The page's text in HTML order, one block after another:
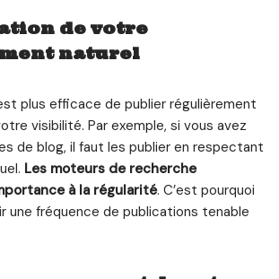
de votre
naturel
plus efficace de publier régulièrement
visibilité. Par exemple, si vous avez
de blog, il faut les publier en respectant
Les moteurs de recherche
à la régularité. C’est pourquoi
une fréquence de publications tenable